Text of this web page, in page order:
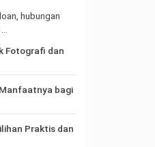
hubungan
Fotografi dan
bagi
Praktis dan